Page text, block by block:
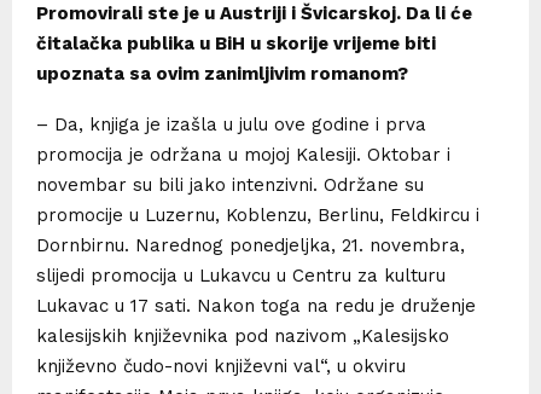
Promovirali ste je u Austriji i Švicarskoj. Da li će
čitalačka publika u BiH u skorije vrijeme biti
upoznata sa ovim zanimljivim romanom?
– Da, knjiga je izašla u julu ove godine i prva
promocija je održana u mojoj Kalesiji. Oktobar i
novembar su bili jako intenzivni. Održane su
promocije u Luzernu, Koblenzu, Berlinu, Feldkircu i
Dornbirnu. Narednog ponedjeljka, 21. novembra,
slijedi promocija u Lukavcu u Centru za kulturu
Lukavac u 17 sati. Nakon toga na redu je druženje
kalesijskih književnika pod nazivom „Kalesijsko
književno čudo-novi književni val“, u okviru